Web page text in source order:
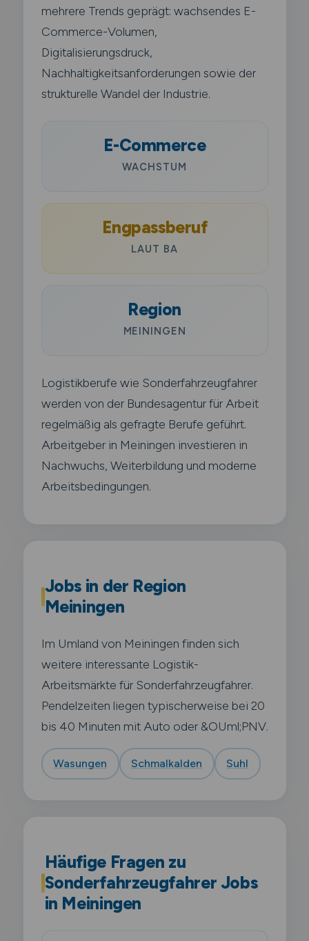
mehrere Trends geprägt: wachsendes E-
Commerce-Volumen,
Digitalisierungsdruck,
Nachhaltigkeitsanforderungen sowie der
strukturelle Wandel der Industrie.
E-Commerce
WACHSTUM
Engpassberuf
LAUT BA
Region
MEININGEN
Logistikberufe wie Sonderfahrzeugfahrer
werden von der Bundesagentur für Arbeit
regelmäßig als gefragte Berufe geführt.
Arbeitgeber in Meiningen investieren in
Nachwuchs, Weiterbildung und moderne
Arbeitsbedingungen.
Jobs in der Region
Meiningen
Im Umland von Meiningen finden sich
weitere interessante Logistik-
Arbeitsmärkte für Sonderfahrzeugfahrer.
Pendelzeiten liegen typischerweise bei 20
bis 40 Minuten mit Auto oder &OUml;PNV.
Wasungen Schmalkalden Suhl
Häufige Fragen zu
Sonderfahrzeugfahrer Jobs
in Meiningen